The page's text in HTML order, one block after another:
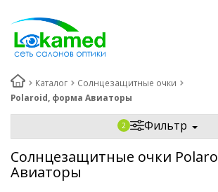
Каталог
Солнцезащитные очки
Polaroid, форма Авиаторы
Фильтр
Солнцезащитные очки
Авиаторы